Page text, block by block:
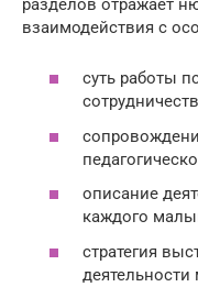
разделов отражает
взаимодействия с
суть работы
описание
каждого
стратегия